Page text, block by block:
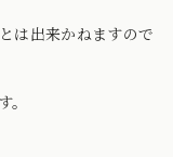
は出来かねますので